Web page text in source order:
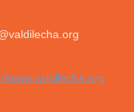
www.valdilecha.org